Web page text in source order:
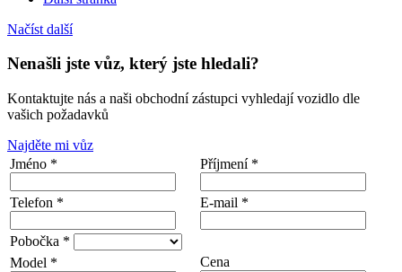
Načíst další
Nenašli jste vůz, který jste hledali?
Kontaktujte nás a naši obchodní zástupci vyhledají vozidlo dle
vašich požadavků
Najděte mi vůz
Jméno *
Příjmení *
Telefon * E-mail *
Pobočka *
Model *
Cena